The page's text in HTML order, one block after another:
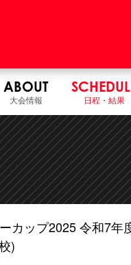
ABOUT
大会情報 日程・結果
カップ2025 令和7
)